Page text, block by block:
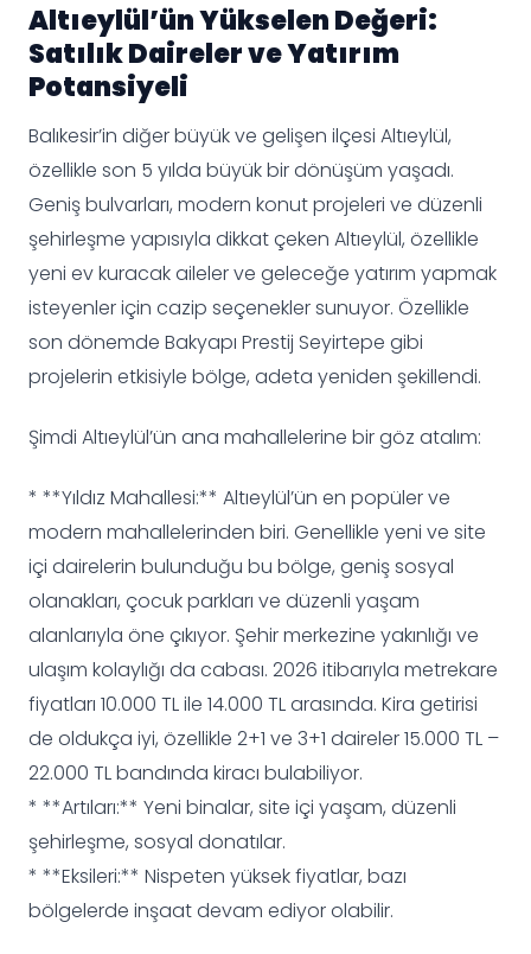
Altıeylül’ün Yükselen Değeri:
Satılık Daireler ve Yatırım
Potansiyeli
Balıkesir’in diğer büyük ve gelişen ilçesi Altıeylül,
özellikle son 5 yılda büyük bir dönüşüm yaşadı.
Geniş bulvarları, modern konut projeleri ve düzenli
şehirleşme yapısıyla dikkat çeken Altıeylül, özellikle
yeni ev kuracak aileler ve geleceğe yatırım yapmak
isteyenler için cazip seçenekler sunuyor. Özellikle
son dönemde Bakyapı Prestij Seyirtepe gibi
projelerin etkisiyle bölge, adeta yeniden şekillendi.
Şimdi Altıeylül’ün ana mahallelerine bir göz atalım:
* **Yıldız Mahallesi:** Altıeylül’ün en popüler ve
modern mahallelerinden biri. Genellikle yeni ve site
içi dairelerin bulunduğu bu bölge, geniş sosyal
olanakları, çocuk parkları ve düzenli yaşam
alanlarıyla öne çıkıyor. Şehir merkezine yakınlığı ve
ulaşım kolaylığı da cabası. 2026 itibarıyla metrekare
fiyatları 10.000 TL ile 14.000 TL arasında. Kira getirisi
de oldukça iyi, özellikle 2+1 ve 3+1 daireler 15.000 TL –
22.000 TL bandında kiracı bulabiliyor.
* **Artıları:** Yeni binalar, site içi yaşam, düzenli
şehirleşme, sosyal donatılar.
* **Eksileri:** Nispeten yüksek fiyatlar, bazı
bölgelerde inşaat devam ediyor olabilir.